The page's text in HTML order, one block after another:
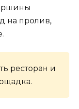
на пролив,
ресторан и